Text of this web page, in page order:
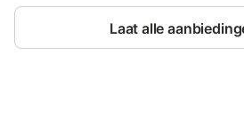
Laat alle